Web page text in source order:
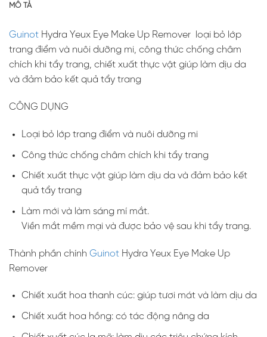
MÔ TẢ
Guinot Hydra Yeux Eye Make Up Remover loại bỏ lớp
trang điểm và nuôi dưỡng mi, công thức chống châm
chích khi tẩy trang, chiết xuất thực vật giúp làm dịu da
và đảm bảo kết quả tẩy trang
CÔNG DỤNG
Loại bỏ lớp trang điểm và nuôi dưỡng mi
Công thức chống châm chích khi tẩy trang
Chiết xuất thực vật giúp làm dịu da và đảm bảo kết
quả tẩy trang
Làm mới và làm sáng mí mắt.
Viền mắt mềm mại và được bảo vệ sau khi tẩy trang.
Thành phần chính Guinot Hydra Yeux Eye Make Up
Remover
Chiết xuất hoa thanh cúc: giúp tươi mát và làm dịu da
Chiết xuất hoa hồng: có tác động nâng da